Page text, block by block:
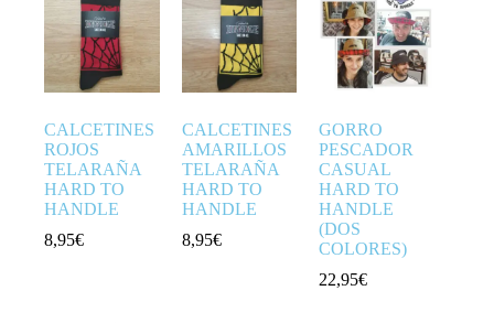
CALCETINES
ROJOS
TELARAÑA
HARD TO
HANDLE
8,95€
CALCETINES
AMARILLOS
TELARAÑA
HARD TO
HANDLE
8,95€
GORRO
PESCADOR
CASUAL
HARD TO
HANDLE
(DOS
COLORES)
22,95€